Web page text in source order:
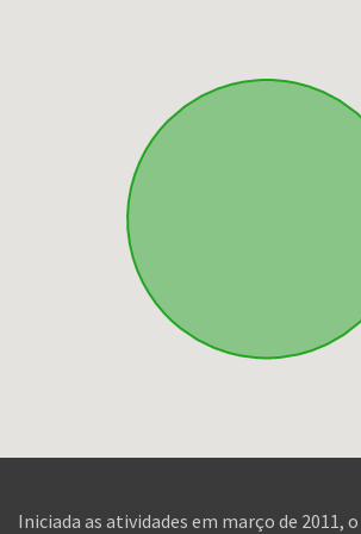
Iniciada as atividades em março de 2011, o